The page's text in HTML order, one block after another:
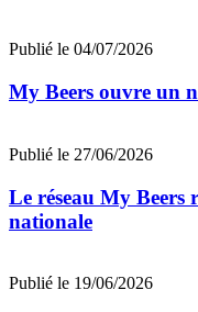
Publié le 04/07/2026
My Beers ouvre un
Publié le 27/06/2026
Le réseau My Beers
nationale
Publié le 19/06/2026